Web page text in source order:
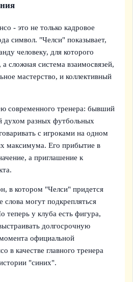
- это не только кадровое
символ. "Челси" показывает,
человеку, для которого
сложная система взаимосвязей,
мастерство, и коллективный
современного тренера: бывший
духом разных футбольных
с игроками на одном
максимума. Его прибытие в
а приглашение к
в котором "Челси" придется
слова могут подкрепляться
теперь у клуба есть фигура,
долгосрочную
официальной
в качестве главного тренера
"синих".